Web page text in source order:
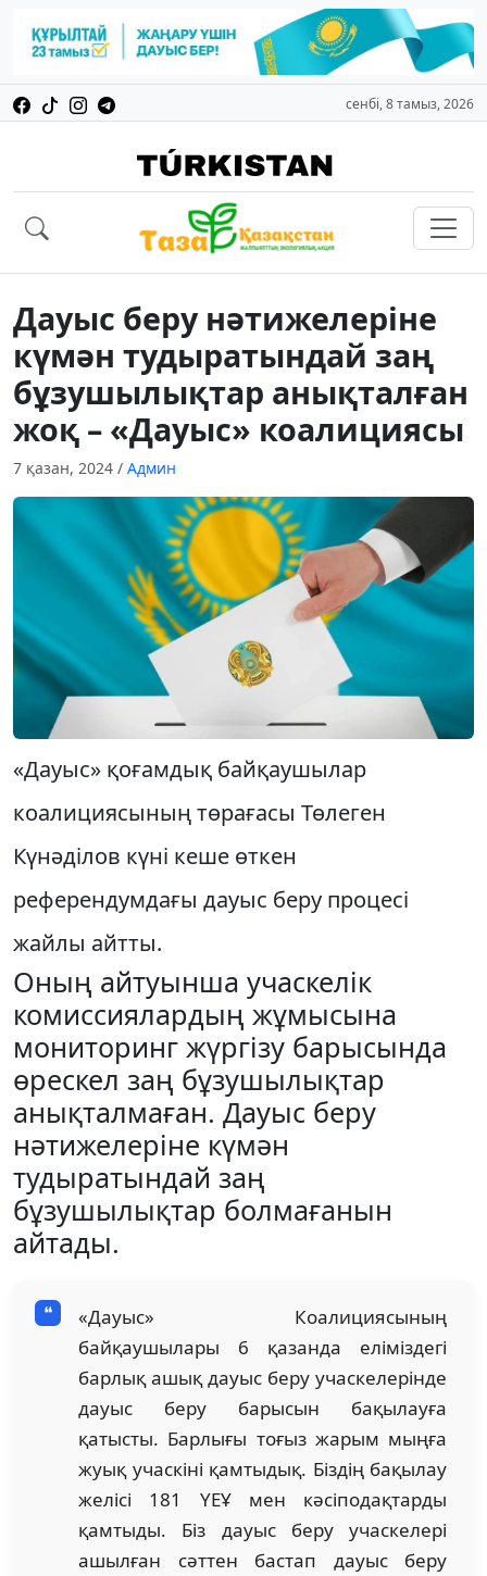
сенбі, 8 тамыз, 2026
Дауыс беру нәтижелеріне
күмән тудыратындай заң
бұзушылықтар анықталған
жоқ – «Дауыс» коалициясы
7 қазан, 2024 / Админ
«Дауыс» қоғамдық байқаушылар
коалициясының төрағасы Төлеген
Күнәділов күні кеше өткен
референдумдағы дауыс беру процесі
жайлы айтты.
Оның айтуынша учаскелік
комиссиялардың жұмысына
мониторинг жүргізу барысында
өрескел заң бұзушылықтар
анықталмаған. Дауыс беру
нәтижелеріне күмән
тудыратындай заң
бұзушылықтар болмағанын
айтады.
«Дауыс» Коалициясының
байқаушылары 6 қазанда еліміздегі
барлық ашық дауыс беру учаскелерінде
дауыс беру барысын бақылауға
қатысты. Барлығы тоғыз жарым мыңға
жуық учаскіні қамтыдық. Біздің бақылау
желісі 181 ҮЕҰ мен кәсіподақтарды
қамтыды. Біз дауыс беру учаскелері
ашылған сәттен бастап дауыс беру